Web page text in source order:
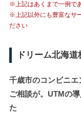
※上記はあくまで一例で
※上記以外にも豊富なサ
ださい
ドリーム北海
千歳市のコンビニ
ご相談が。UTMの
た